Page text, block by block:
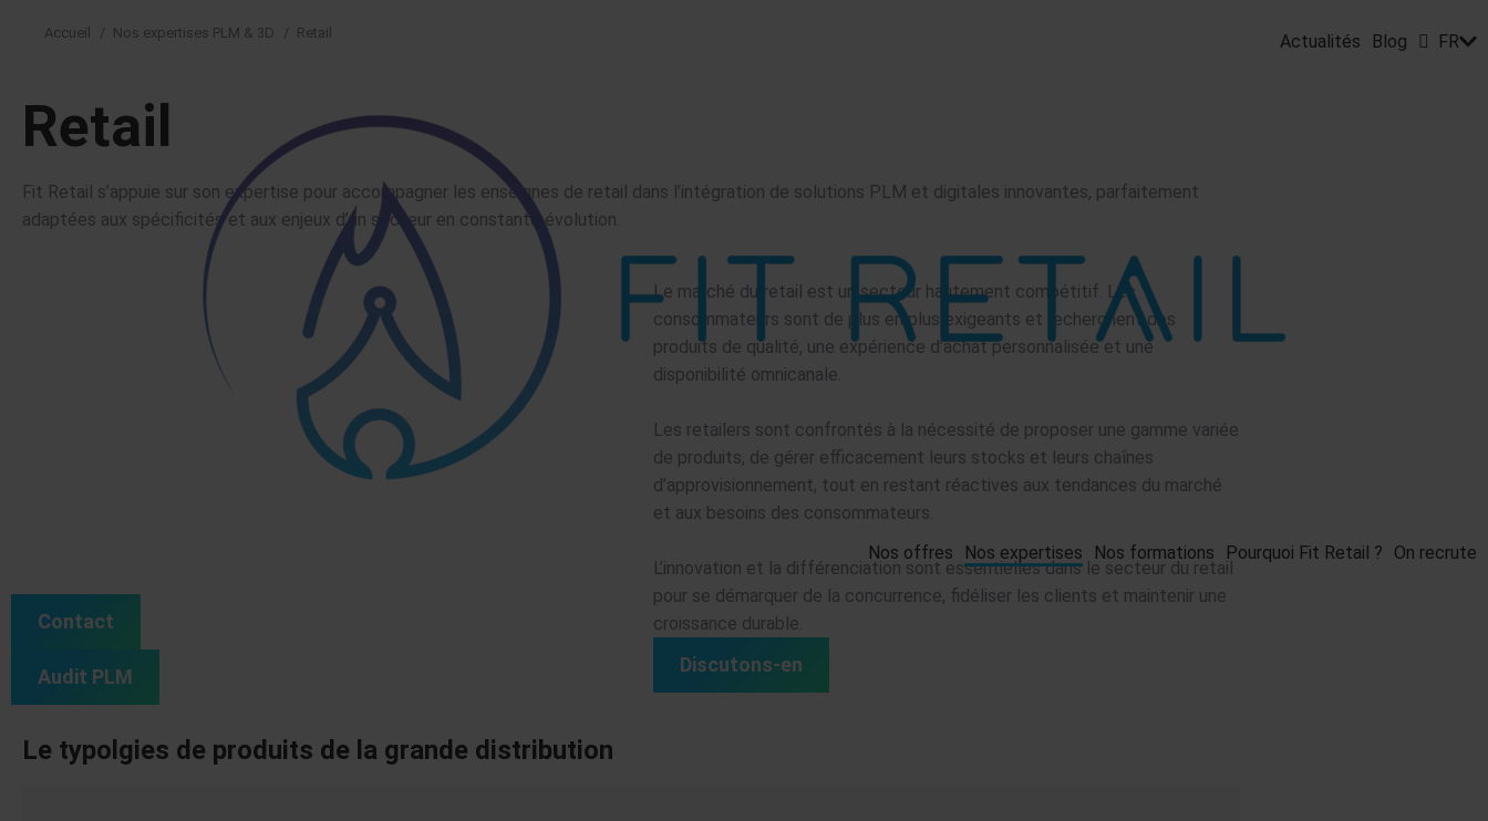
Actualités Blog FR
Nos offres Nos expertises Nos formations Pourquoi Fit Retail ? On recrute
Contact
Audit PLM
Vous êtes ici :
Accueil Nos expertises PLM & 3D Retail
Retail
Fit Retail s’appuie sur son expertise pour accompagner les enseignes de retail dans l’intégration de solutions PLM et digitales innovantes, parfaitement
adaptées aux spécificités et aux enjeux d’un secteur en constante évolution.
Le marché du retail est un secteur hautement compétitif. Les
consommateurs sont de plus en plus exigeants et recherchent des
produits de qualité, une expérience d’achat personnalisée et une
disponibilité omnicanale.
Les retailers sont confrontés à la nécessité de proposer une gamme variée
de produits, de gérer efficacement leurs stocks et leurs chaînes
d’approvisionnement, tout en restant réactives aux tendances du marché
et aux besoins des consommateurs.
L’innovation et la différenciation sont essentielles dans le secteur du retail
pour se démarquer de la concurrence, fidéliser les clients et maintenir une
croissance durable.
Discutons-en
Le typolgies de produits de la grande distribution